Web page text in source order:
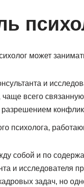
может
и
всего
разрешением
психолога,
собой и по
и исследователя
задач, но